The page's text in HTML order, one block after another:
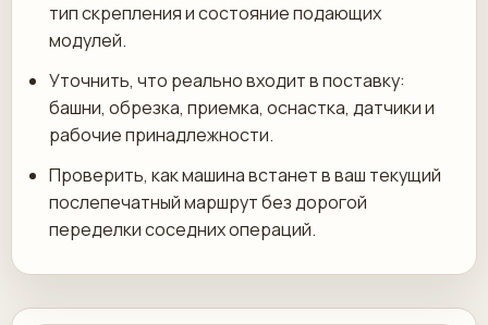
тип скрепления и состояние подающих
модулей.
Уточнить, что реально входит в поставку:
башни, обрезка, приемка, оснастка, датчики и
рабочие принадлежности.
Проверить, как машина встанет в ваш текущий
послепечатный маршрут без дорогой
переделки соседних операций.